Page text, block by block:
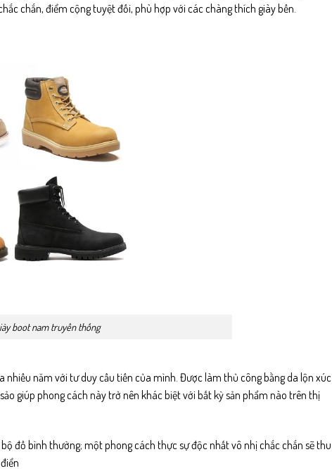
chắn, điểm cộng tuyệt đối, phù hợp với các chàng thích giày bền.
boot nam truyền thống
nhiều năm với tư duy cầu tiến của mình. Được làm thủ công bằng da lộn xúc
giúp phong cách này trở nên khác biệt với bất kỳ sản phẩm nào trên thị
đồ bình thường; một phong cách thực sự độc nhất vô nhị chắc chắn sẽ thu